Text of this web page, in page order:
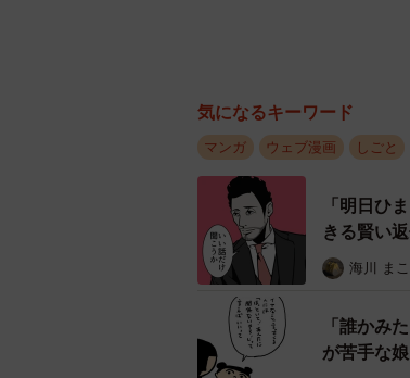
接客が終わった後、桜木
ったことでお客様が離れ
木はあきらめることがで
気になるキーワード
マンガ ウェブ漫画 しごと
「明日ひ
きる賢い
海川 まこ
「誰かみ
が苦手な